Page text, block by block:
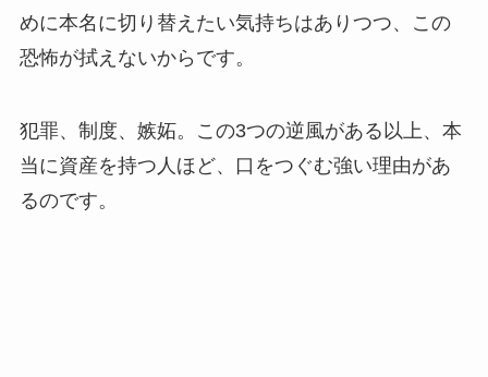
めに本名に切り替えたい気持ちはありつつ、この
恐怖が拭えないからです。
犯罪、制度、嫉妬。この3つの逆風がある以上、本
当に資産を持つ人ほど、口をつぐむ強い理由があ
るのです。